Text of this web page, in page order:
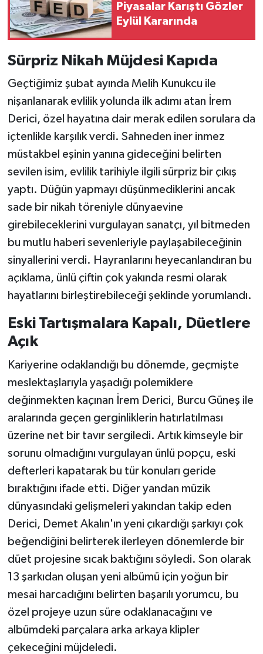
Piyasalar Karıştı Gözler
Eylül Kararında
Sürpriz Nikah Müjdesi Kapıda
Geçtiğimiz şubat ayında Melih Kunukcu ile
nişanlanarak evlilik yolunda ilk adımı atan İrem
Derici, özel hayatına dair merak edilen sorulara da
içtenlikle karşılık verdi. Sahneden iner inmez
müstakbel eşinin yanına gideceğini belirten
sevilen isim, evlilik tarihiyle ilgili sürpriz bir çıkış
yaptı. Düğün yapmayı düşünmediklerini ancak
sade bir nikah töreniyle dünyaevine
girebileceklerini vurgulayan sanatçı, yıl bitmeden
bu mutlu haberi sevenleriyle paylaşabileceğinin
sinyallerini verdi. Hayranlarını heyecanlandıran bu
açıklama, ünlü çiftin çok yakında resmi olarak
hayatlarını birleştirebileceği şeklinde yorumlandı.
Eski Tartışmalara Kapalı, Düetlere
Açık
Kariyerine odaklandığı bu dönemde, geçmişte
meslektaşlarıyla yaşadığı polemiklere
değinmekten kaçınan İrem Derici, Burcu Güneş ile
aralarında geçen gerginliklerin hatırlatılması
üzerine net bir tavır sergiledi. Artık kimseyle bir
sorunu olmadığını vurgulayan ünlü popçu, eski
defterleri kapatarak bu tür konuları geride
bıraktığını ifade etti. Diğer yandan müzik
dünyasındaki gelişmeleri yakından takip eden
Derici, Demet Akalın'ın yeni çıkardığı şarkıyı çok
beğendiğini belirterek ilerleyen dönemlerde bir
düet projesine sıcak baktığını söyledi. Son olarak
13 şarkıdan oluşan yeni albümü için yoğun bir
mesai harcadığını belirten başarılı yorumcu, bu
özel projeye uzun süre odaklanacağını ve
albümdeki parçalara arka arkaya klipler
çekeceğini müjdeledi.